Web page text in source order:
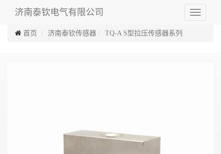
济南泰钦电气有限公司
Toggle
首页
济南泰钦传感器 TQ-A S型拉压传感器系列